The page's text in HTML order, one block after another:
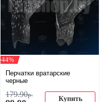
-44%
Перчатки вратарские
черные
179.90р. Купить